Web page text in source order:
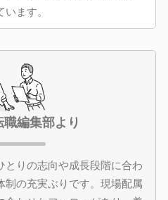
ます。
編集部より
とりの志向や成長段階に合わ
制の充実ぶりです。現場配属